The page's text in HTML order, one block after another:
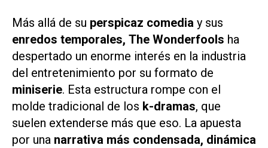
Más allá de su perspicaz comedia y sus
enredos temporales, The Wonderfools ha
despertado un enorme interés en la industria
del entretenimiento por su formato de
miniserie. Esta estructura rompe con el
molde tradicional de los k-dramas, que
suelen extenderse más que eso. La apuesta
por una narrativa más condensada, dinámica